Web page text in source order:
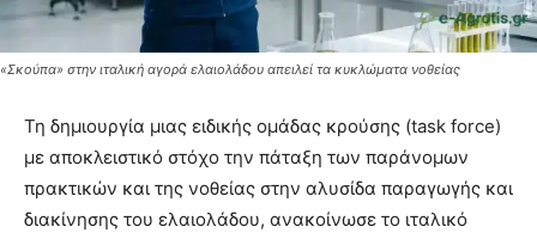
«Σκούπα» στην ιταλική αγορά ελαιολάδου απειλεί τα κυκλώματα νοθείας
Τη δημιουργία μιας ειδικής ομάδας κρούσης (task force)
με αποκλειστικό στόχο την πάταξη των παράνομων
πρακτικών και της νοθείας στην αλυσίδα παραγωγής και
διακίνησης του ελαιολάδου, ανακοίνωσε το ιταλικό